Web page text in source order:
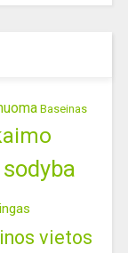
Baseinas
vietos